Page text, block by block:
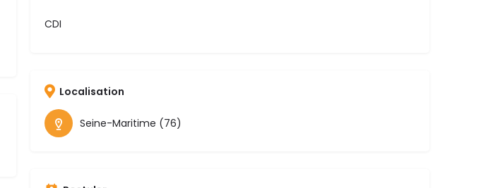
CDI
Localisation
Seine-Maritime (76)